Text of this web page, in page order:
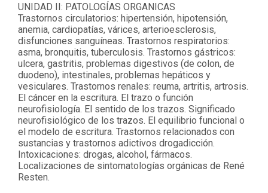
UNIDAD II: PATOLOGÍAS ORGANICAS
Trastornos circulatorios: hipertensión, hipotensión,
anemia, cardiopatías, várices, arterioesclerosis,
disfunciones sanguíneas. Trastornos respiratorios:
asma, bronquitis, tuberculosis. Trastornos gástricos:
ulcera, gastritis, problemas digestivos (de colon, de
duodeno), intestinales, problemas hepáticos y
vesiculares. Trastornos renales: reuma, artritis, artrosis.
El cáncer en la escritura. El trazo o función
neurofisiología. El sentido de los trazos. Significado
neurofisiológico de los trazos. El equilibrio funcional o
el modelo de escritura. Trastornos relacionados con
sustancias y trastornos adictivos drogadicción.
Intoxicaciones: drogas, alcohol, fármacos.
Localizaciones de sintomatologías orgánicas de René
Resten.